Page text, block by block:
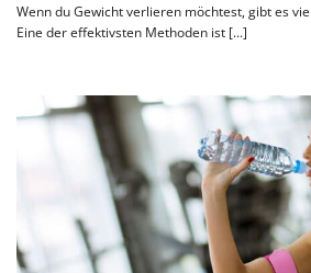
Wenn du Gewicht verlieren möchtest, gibt es
Eine der effektivsten Methoden ist [...]